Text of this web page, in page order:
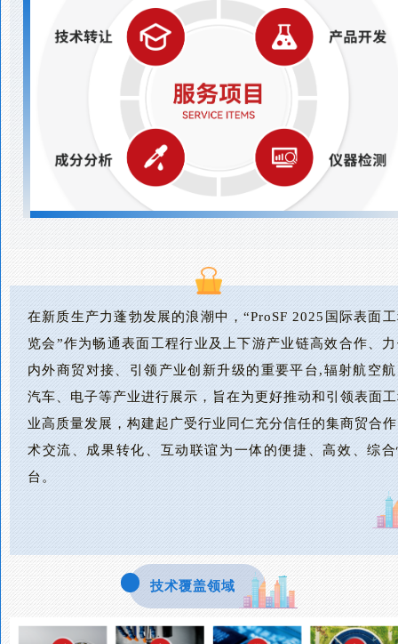
在新质生产力蓬勃发展的浪潮中，“ProSF 2025国际表面
览会”作为畅通表面工程行业及上下游产业链高效合作、
内外商贸对接、引领产业创新升级的重要平台,辐射航空
汽车、电子等产业进行展示，旨在为更好推动和引领表面
业高质量发展，构建起广受行业同仁充分信任的集商贸合
术交流、成果转化、互动联谊为一体的便捷、高效、综
台。
技术覆盖领域